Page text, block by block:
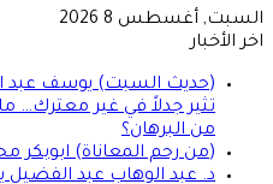
السبت, أغسطس 8 2026
اخر الأخبار
(حديث السبت) يوسف عبد
تثير جدلاً في غير معترك…
من البرهان؟
(من رحم المعاناة)
د. عبد الوهاب عبد الفضيل